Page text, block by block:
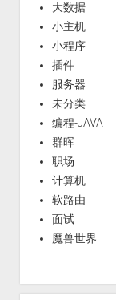
大数据
小主机
小程序
插件
服务器
未分类
编程-JAVA
群晖
职场
计算机
软路由
面试
魔兽世界